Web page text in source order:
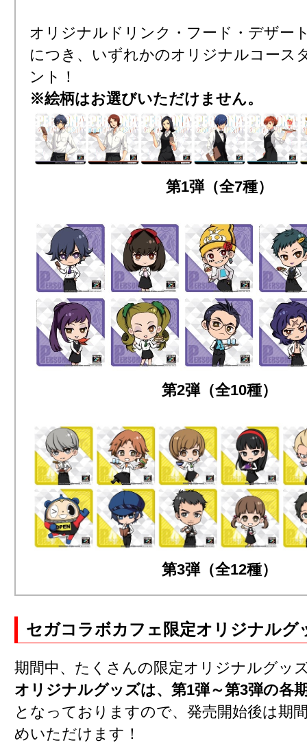
オリジナルドリンク・フード・デザー
につき、いずれかのオリジナルコース
ント！
※絵柄はお選びいただけません。
第1弾（全7種）
第2弾（全10種）
第3弾（全12種）
セガコラボカフェ限定オリジナルグ
期間中、たくさんの限定オリジナルグッ
オリジナルグッズは、第1弾～第3弾の各
となっておりますので、発売開始後は期
めいただけます！